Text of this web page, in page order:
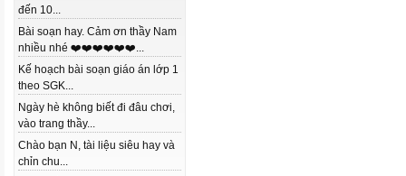
đến 10...
Bài soạn hay. Cảm ơn thầy Nam
nhiều nhé ❤️❤️❤️❤️❤️❤️...
Kế hoạch bài soạn giáo án lớp 1
theo SGK...
Ngày hè không biết đi đâu chơi,
vào trang thầy...
Chào bạn N, tài liệu siêu hay và
chỉn chu...